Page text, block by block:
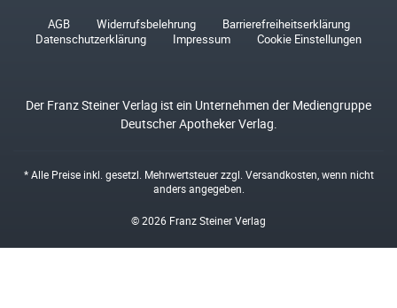
AGB Widerrufsbelehrung
Barrierefreiheitserklärung
Datenschutzerklärung
Impressum Cookie Einstellungen
Der Franz Steiner Verlag ist ein Unternehmen der Mediengruppe
Deutscher Apotheker Verlag.
* Alle Preise inkl. gesetzl. Mehrwertsteuer zzgl. Versandkosten , wenn nicht
anders angegeben.
© 2026 Franz Steiner Verlag